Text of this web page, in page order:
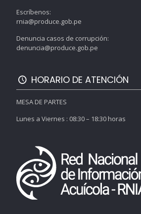
Escríbenos:
rnia@produce.gob.pe
Denuncia casos de corrupción:
denuncia@produce.gob.pe
HORARIO DE ATENCIÓN
MESA DE PARTES
Lunes a Viernes : 08:30 – 18:30 horas